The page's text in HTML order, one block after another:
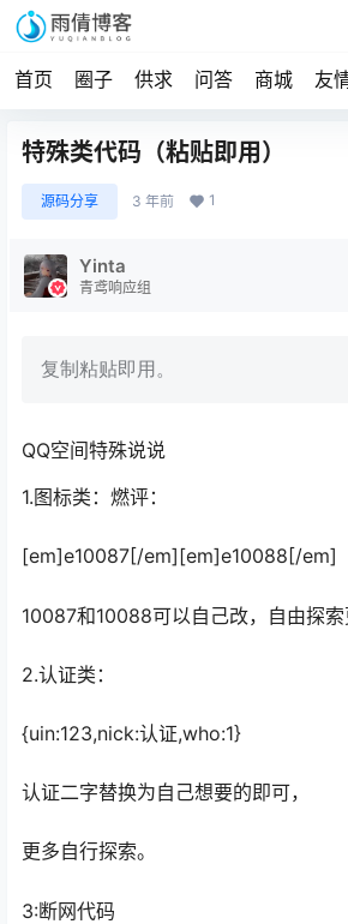
首页 圈子 供求 问答 商城 友
特殊类代码（粘贴即用）
源码分享 3 年前 1
Yinta
青鸢响应组
复制粘贴即用。
QQ空间特殊说说
1.图标类：燃评：
[em]e10087[/em][em]e10088[/em]
10087和10088可以自己改，自由探索
2.认证类：
{uin:123,nick:认证,who:1}
认证二字替换为自己想要的即可，
更多自行探索。
3:断网代码